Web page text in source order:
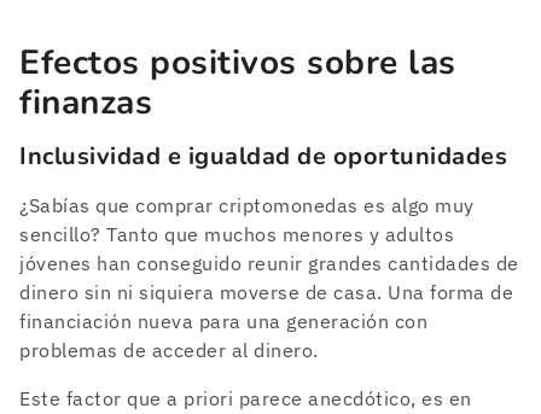
Efectos positivos sobre las
finanzas
Inclusividad e igualdad de oportunidades
¿Sabías que comprar criptomonedas es algo muy
sencillo? Tanto que muchos menores y adultos
jóvenes han conseguido reunir grandes cantidades de
dinero sin ni siquiera moverse de casa. Una forma de
financiación nueva para una generación con
problemas de acceder al dinero.
Este factor que a priori parece anecdótico, es en